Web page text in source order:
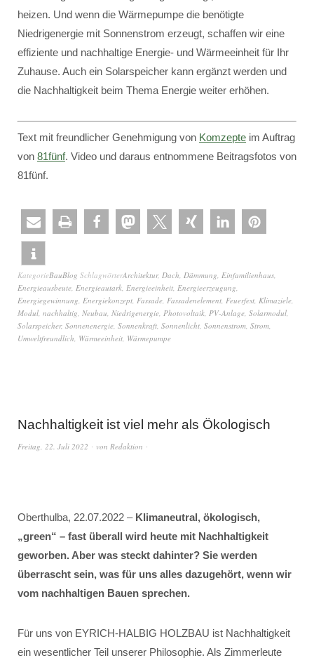
heizen. Und wenn die Wärmepumpe die benötigte
Niedrigenergie mit Sonnenstrom erzeugt, schaffen wir eine
effiziente und nachhaltige Energie- und Wärmeeinheit für Ihr
Zuhause. Auch ein Solarspeicher kann ergänzt werden und
die Nachhaltigkeit beim Thema Energie weiter erhöhen.
Text mit freundlicher Genehmigung von Komzepte im Auftrag
von 81fünf. Video und daraus entnommene Beitragsfotos von
81fünf.
KategorieBauBlog SchlagwörterArchitektur, Dach, Dämmung, Einfamilienhaus,
Energieausbeute, Energieautark, Energieeinheit, Energieerzeugung,
Energiegewinnung, Energiekonzept, Fassade, Fassadenelement, Feuerfest, Klimaziele,
Modul, nachhaltig, Neubau, Niedrigenergie, Photovoltaik, PV-Anlage, Solarmodul,
Solarspeicher, Sonnenenergie, Sonnenkraft, Sonnenlicht, Sonnenstrom, Strom,
Umweltfreundlich, Wärmeeinheit, Wärmepumpe
Nachhaltigkeit ist viel mehr als Ökologisch
Freitag, 22. Juli 2022 von Redaktion
Oberthulba, 22.07.2022 – Klimaneutral, ökologisch,
„green“ – fast überall wird heute mit Nachhaltigkeit
geworben. Aber was steckt dahinter? Sie werden
überrascht sein, was für uns alles dazugehört, wenn wir
vom nachhaltigen Bauen sprechen.
Für uns von EYRICH-HALBIG HOLZBAU ist Nachhaltigkeit
ein wesentlicher Teil unserer Philosophie. Als Zimmerleute